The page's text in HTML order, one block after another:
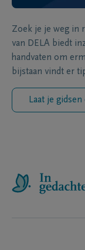
Zoek je je weg in
van DELA biedt
handvaten om
bijstaan vindt er
Laat je